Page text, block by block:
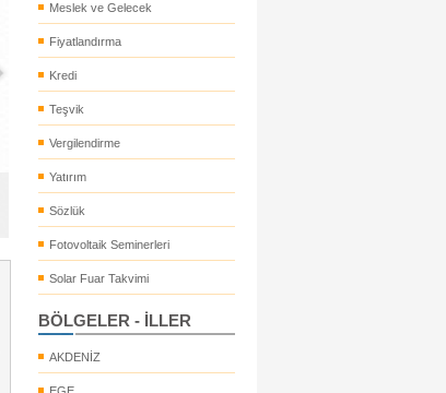
Meslek ve Gelecek
Fiyatlandırma
Kredi
Teşvik
Vergilendirme
Yatırım
Sözlük
Fotovoltaik Seminerleri
Solar Fuar Takvimi
BÖLGELER - İLLER
AKDENİZ